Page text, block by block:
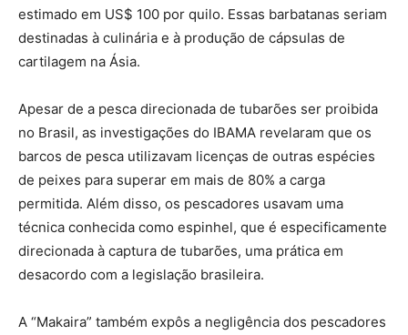
estimado em US$ 100 por quilo. Essas barbatanas seriam
destinadas à culinária e à produção de cápsulas de
cartilagem na Ásia.
Apesar de a pesca direcionada de tubarões ser proibida
no Brasil, as investigações do IBAMA revelaram que os
barcos de pesca utilizavam licenças de outras espécies
de peixes para superar em mais de 80% a carga
permitida. Além disso, os pescadores usavam uma
técnica conhecida como espinhel, que é especificamente
direcionada à captura de tubarões, uma prática em
desacordo com a legislação brasileira.
A “Makaira” também expôs a negligência dos pescadores